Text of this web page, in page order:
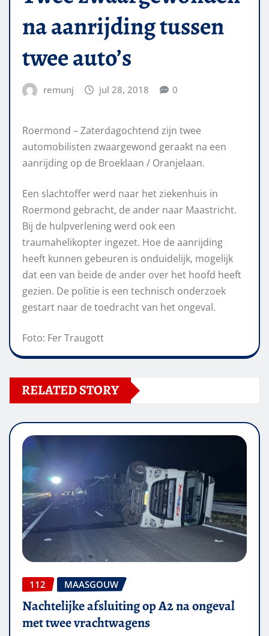
na aanrijding tussen
twee auto’s
remunj jul 28, 2018 0
Roermond – Zaterdagochtend zijn twee
automobilisten zwaargewond geraakt na een
aanrijding op de Broeklaan / Oranjelaan.
Een slachtoffer werd naar het ziekenhuis in
Roermond gebracht, de ander naar Maastricht.
Bij de hulpverlening werd ook een
traumahelikopter ingezet. Hoe de aanrijding
heeft kunnen gebeuren is onduidelijk, mogelijk
dat een van beide de ander over het hoofd heeft
gezien. De politie is een technisch onderzoek
gestart naar de toedracht van het ongeval.
Foto: Fer Traugott
RELATED STORY
112 MAASGOUW
Nachtelijke afsluiting op A2 na ongeval
met twee vrachtwagens